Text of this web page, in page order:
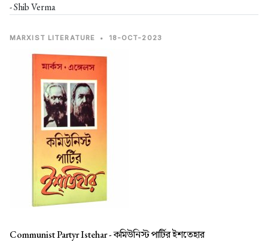
- Shib Verma
MARXIST LITERATURE • 18-OCT-2023
Communist Partyr Istehar -কমিউনিস্ট পার্টির ইশতেহার